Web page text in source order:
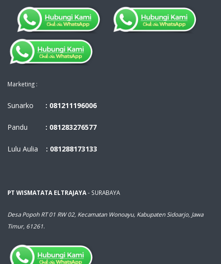
Marketing :
Sunarko : 081211196006
Pandu : 081283276577
Lulu Aulia : 081288173133
PT WISMATATA ELTRAJAYA- SURABAYA
Desa Popoh RT 01 RW 02, Kecamatan Wonoayu, Kabupaten Sidoarjo, Jawa
Timur, 61261.